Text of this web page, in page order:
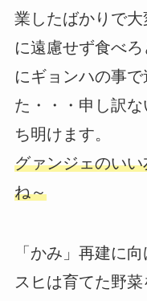
業したばかりで
に遠慮せず食べ
にギョンハの事
た・・・申し訳
ち明けます。
グァンジェのい
ね～
「かみ」再建に
スヒは育てた野